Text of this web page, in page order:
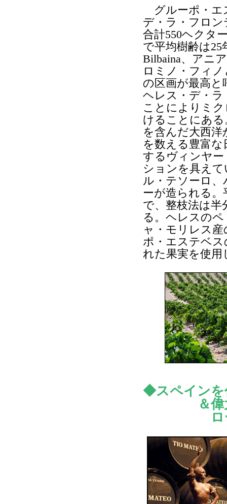
グルーポ・エ
デ・ラ・フロン
合計550ヘクタ
で平均樹齢は25
Bilbaina、アニ
ロミノ・フィ
の区画が最高と
ヘレス・デ・
ことによりミ
けることにあ
を含んだ大西洋
を数える豊富
するヴィンヤ
ションを具え
ル・テソーロ
ーが造られる。
で、整枝法は
る。ヘレスの
ャ・モリレス
ポ・エステベ
れた果実を使用
◆スペインを
＆